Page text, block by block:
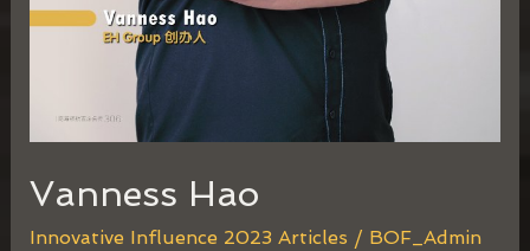
Vanness Hao
Innovative Influence 2023 Articles / BOF_Admin